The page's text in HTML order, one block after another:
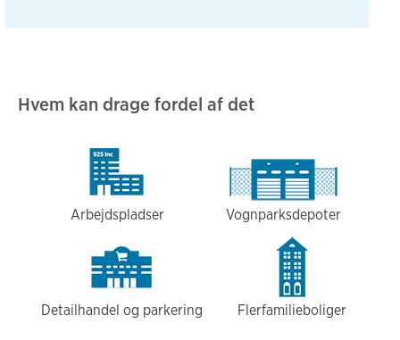
Hvem kan drage fordel af det
Arbejdspladser Vognparksdepoter
Detailhandel og parkering Flerfamilieboliger